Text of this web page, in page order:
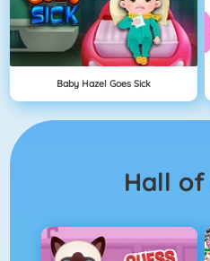
Baby Hazel Goes Sick
Hall of